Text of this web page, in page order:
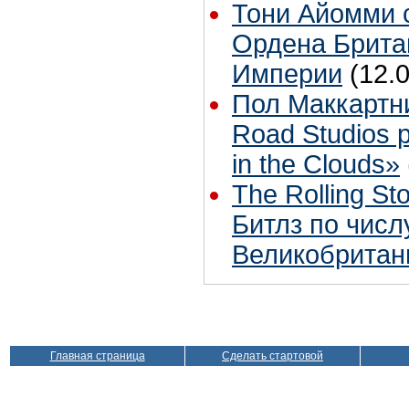
Тони Айомми
Ордена
Империи
Пол
Road Studios
in the Clouds»
The Rolling
Битлз по
Главная страница Сделать стартовой